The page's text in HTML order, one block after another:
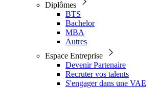
Diplômes
BTS
Bachelor
MBA
Autres
Espace Entreprise
Devenir Partenaire
Recruter vos talents
S'engager dans une VAE